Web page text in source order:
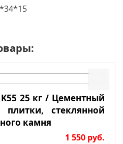
K55 25 кг / Цементный
стеклянной
камня
1 550 руб.